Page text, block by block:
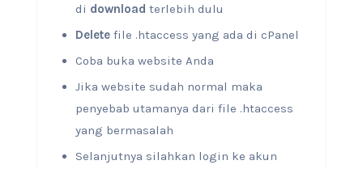
di download terlebih dulu
Deletefile .htaccess yang ada di cPanel
Coba buka website Anda
Jika website sudah normal maka
penyebab utamanya dari file .htaccess
yang bermasalah
Selanjutnya silahkan login ke akun